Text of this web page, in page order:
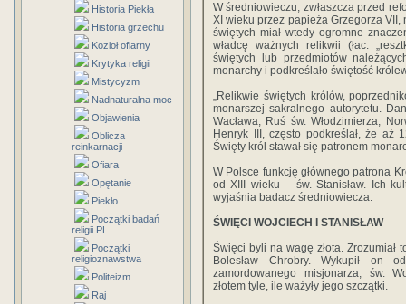
Historia Piekła
Historia grzechu
Kozioł ofiarny
Krytyka religii
Mistycyzm
Nadnaturalna moc
Objawienia
Oblicza
reinkarnacji
Ofiara
Opętanie
Piekło
Początki badań
religii PL
Początki
religioznawstwa
Politeizm
Raj
W średniowieczu, zwłaszcza przed
XI wieku przez papieża Grzegorza VII,
świętych miał wtedy ogromne
władcę ważnych relikwii (łac.
świętych lub przedmiotów
monarchy i podkreślało świętość
„Relikwie świętych królów,
monarszej sakralnego autorytetu.
Wacława, Ruś św. Włodzimierza,
Henryk III, często podkreślał, że aż
Święty król stawał się patronem
W Polsce funkcję głównego patrona
od XIII wieku – św. Stanisław. Ich
wyjaśnia badacz średniowiecza.
ŚWIĘCI WOJCIECH I STANISŁAW
Święci byli na wagę złota. Zrozumiał
Bolesław Chrobry. Wykupił on
zamordowanego misjonarza, św.
złotem tyle, ile ważyły jego szczątki.